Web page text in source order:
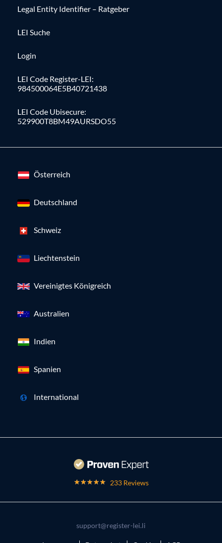
Legal Entity Identifier – Ratgeber
LEI Suche
Login
LEI Code Register-LEI:
984500064E5B40721438
LEI Code Ubisecure:
529900T8BM49AURSDO55
Österreich
Deutschland
Schweiz
Liechtenstein
Vereinigtes Königreich
Australien
Indien
Spanien
International
233 Reviews
support@register-lei.li